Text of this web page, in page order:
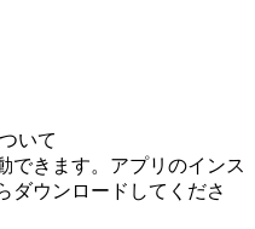
いて
できます。アプリのインス
ダウンロードしてくださ